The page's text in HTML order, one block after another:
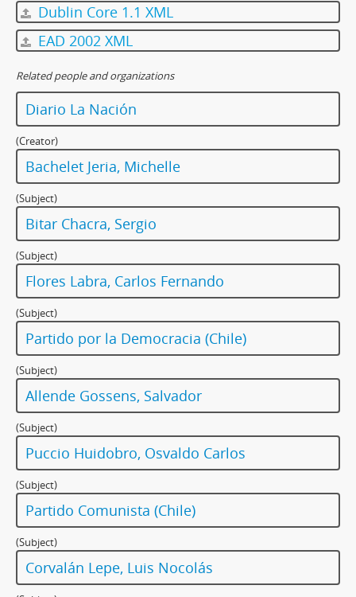
Dublin Core 1.1 XML
EAD 2002 XML
Related people and organizations
Diario La Nación
(Creator)
Bachelet Jeria, Michelle
(Subject)
Bitar Chacra, Sergio
(Subject)
Flores Labra, Carlos Fernando
(Subject)
Partido por la Democracia (Chile)
(Subject)
Allende Gossens, Salvador
(Subject)
Puccio Huidobro, Osvaldo Carlos
(Subject)
Partido Comunista (Chile)
(Subject)
Corvalán Lepe, Luis Nocolás